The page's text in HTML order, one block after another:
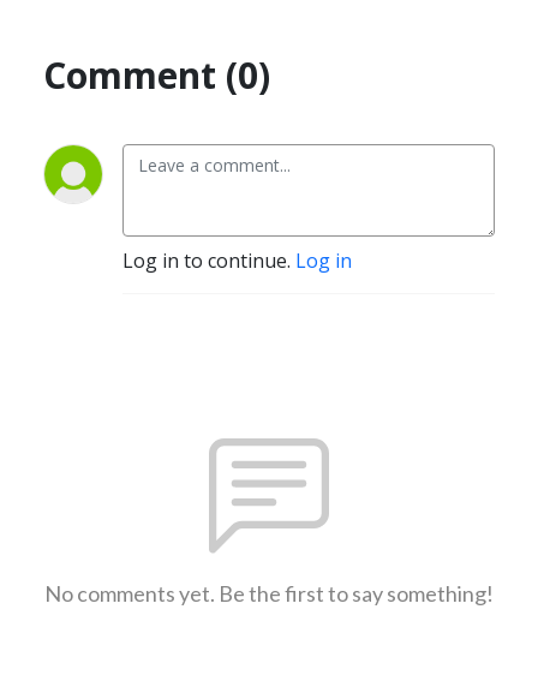
Comment (0)
Log in to continue. Log in
No comments yet. Be the first to say something!